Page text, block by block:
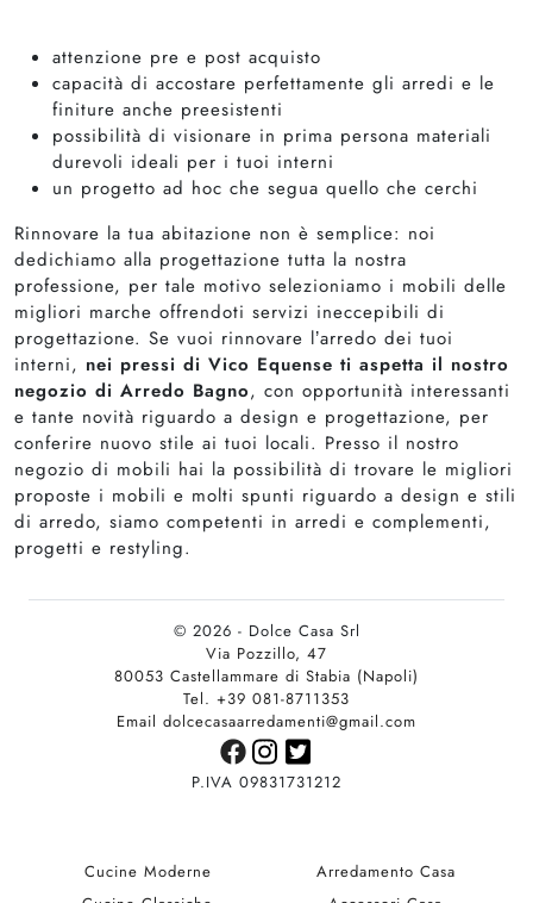
attenzione pre e post acquisto
capacità di accostare perfettamente gli arredi e le
finiture anche preesistenti
possibilità di visionare in prima persona materiali
durevoli ideali per i tuoi interni
un progetto ad hoc che segua quello che cerchi
Rinnovare la tua abitazione non è semplice: noi
dedichiamo alla progettazione tutta la nostra
professione, per tale motivo selezioniamo i mobili delle
migliori marche offrendoti servizi ineccepibili di
progettazione. Se vuoi rinnovare l’arredo dei tuoi
interni, nei pressi di Vico Equense ti aspetta il nostro
negozio di Arredo Bagno, con opportunità interessanti
e tante novità riguardo a design e progettazione, per
conferire nuovo stile ai tuoi locali. Presso il nostro
negozio di mobili hai la possibilità di trovare le migliori
proposte i mobili e molti spunti riguardo a design e stili
di arredo, siamo competenti in arredi e complementi,
progetti e restyling.
© 2026 - Dolce Casa Srl
Via Pozzillo, 47
80053 Castellammare di Stabia (Napoli)
Tel. +39 081-8711353
Email dolcecasaarredamenti@gmail.com
P.IVA 09831731212
Cucine Moderne
Arredamento Casa